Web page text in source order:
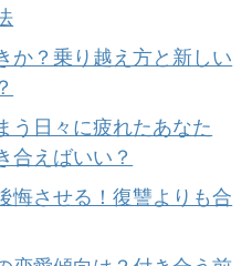
か？乗り越え方と新しい
う日々に疲れたあなた
合えばいい？
悔させる！復讐よりも合